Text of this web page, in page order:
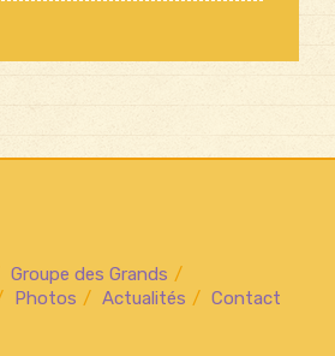
Groupe des Grands
Photos Actualités Contact